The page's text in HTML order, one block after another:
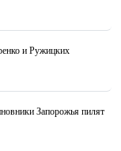
и Ружицких
Запорожья пилят